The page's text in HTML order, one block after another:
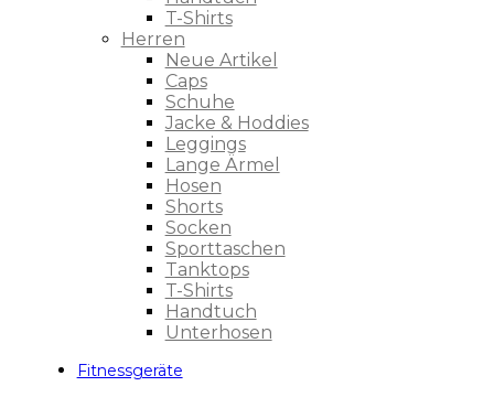
T-Shirts
Herren
Neue Artikel
Caps
Schuhe
Jacke & Hoddies
Leggings
Lange Ärmel
Hosen
Shorts
Socken
Sporttaschen
Tanktops
T-Shirts
Handtuch
Unterhosen
Fitnessgeräte